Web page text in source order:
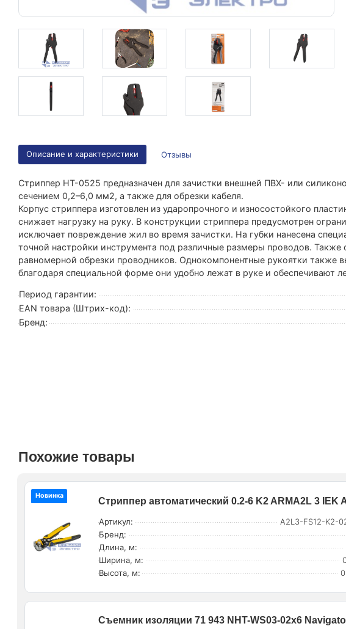
Описание и характеристики Отзывы
Стриппер HT-0525 предназначен для зачистки внешней ПВХ- или
сечением 0,2–6,0 мм2, а также для обрезки кабеля.
Корпус стриппера изготовлен из ударопрочного и износостойкого
снижает нагрузку на руку. В конструкции стриппера предусмотрен
исключает повреждение жил во время зачистки. На губки нанесена
точной настройки инструмента под различные размеры проводов.
равномерной обрезки проводников. Однокомпонентные рукоятки также
благодаря специальной форме они удобно лежат в руке и обеспечивают
Период гарантии:
EAN товара (Штрих-код):
Бренд:
Похожие товары
Новинка
Стриппер автоматический 0.2-6 K2 ARMA2L 3 IEK
Артикул:
A2L3-FS12-K2-
Бренд:
Длина, м:
Ширина, м:
Высота, м:
Съемник изоляции 71 943 NHT-WS03-02х6